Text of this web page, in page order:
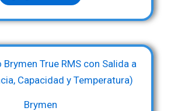
Brymen